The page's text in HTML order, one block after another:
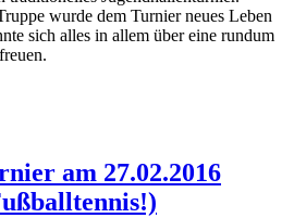
wurde dem Turnier neues Leben
sich alles in allem über eine rundum
am 27.02.2016